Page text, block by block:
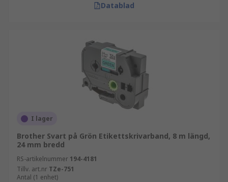
Datablad
I lager
Brother Svart på Grön Etikettskrivarband, 8 m längd,
24 mm bredd
RS-artikelnummer 194-4181
Tillv. art.nr TZe-751
Antal (1 enhet)